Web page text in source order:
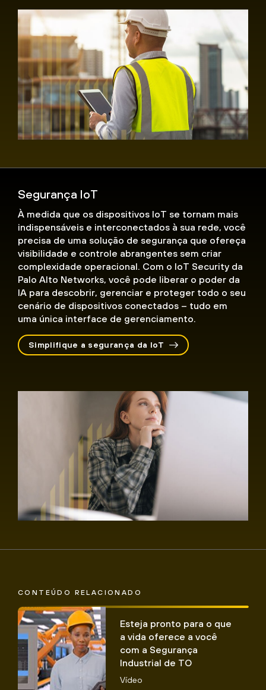
Segurança IoT
À medida que os dispositivos IoT se tornam mais
indispensáveis e interconectados à sua rede, você
precisa de uma solução de segurança que ofereça
visibilidade e controle abrangentes sem criar
complexidade operacional. Com o IoT Security da
Palo Alto Networks, você pode liberar o poder da
IA para descobrir, gerenciar e proteger todo o seu
cenário de dispositivos conectados – tudo em
uma única interface de gerenciamento.
Simplifique a segurança da IoT
CONTEÚDO RELACIONADO
Esteja pronto para o que
a vida oferece a você
com a Segurança
Industrial de TO
Vídeo